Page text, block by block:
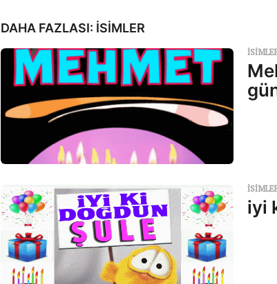
a
DAHA FAZLASI: ISIMLER
iyi